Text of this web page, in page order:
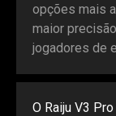
opções mais
maior
jogadores de
O Raiju V3